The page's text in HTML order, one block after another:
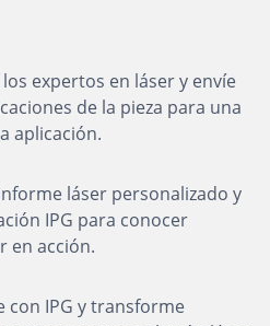
expertos en láser y envíe
de la pieza para una
aplicación.
láser personalizado y
IPG para conocer
en acción.
con IPG y transforme